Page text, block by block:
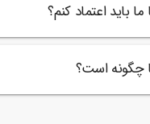
باید اعتماد کنم؟
چگونه است؟